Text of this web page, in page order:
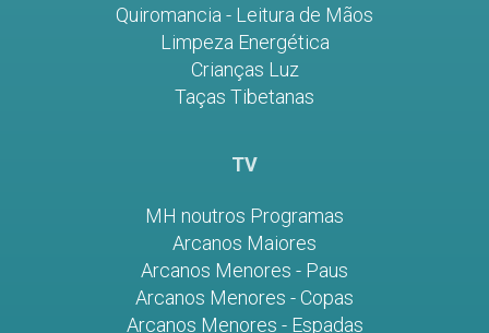
Quiromancia - Leitura de Mãos
Limpeza Energética
Crianças Luz
Taças Tibetanas
TV
MH noutros Programas
Arcanos Maiores
Arcanos Menores - Paus
Arcanos Menores - Copas
Arcanos Menores - Espadas